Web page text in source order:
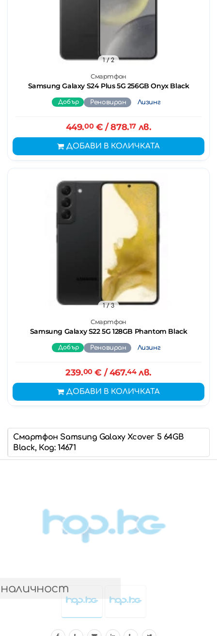
Смартфон
Samsung Galaxy S24 Plus 5G 256GB Onyx Black
1/ 2
Добър Реновиран Лизинг
449.00€ / 878.17лв.
ДОБАВИ В КОЛИЧКАТА
Смартфон
Samsung Galaxy S22 5G 128GB Phantom Black
1/ 3
Добър Реновиран Лизинг
239.00€ / 467.44лв.
ДОБАВИ В КОЛИЧКАТА
Смартфон Samsung Galaxy Xcover 5 64GB
Black, Код: 14671